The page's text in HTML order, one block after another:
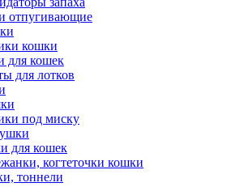
отпугивающие
кошки
для кошек
для лотков
под миску
для кошек
когтеточки кошки
тоннели